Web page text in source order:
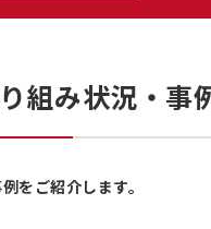
組み状況・事
をご紹介します。